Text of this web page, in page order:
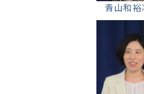
青山和裕